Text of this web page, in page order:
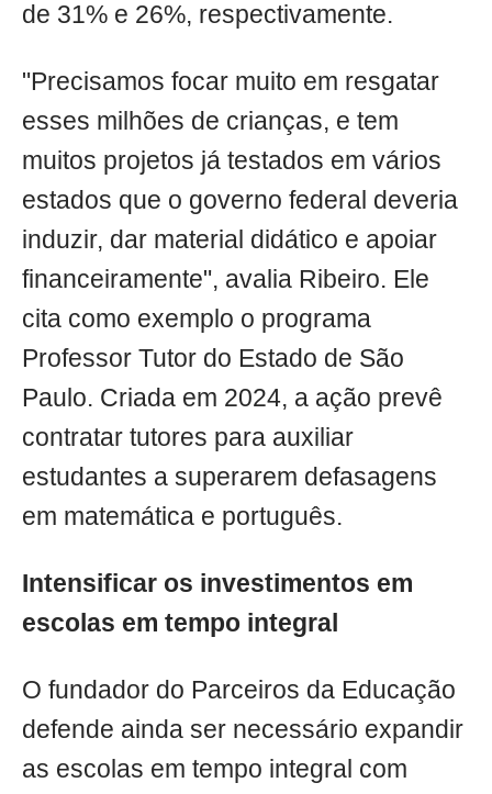
de 31% e 26%, respectivamente.
"Precisamos focar muito em resgatar
esses milhões de crianças, e tem
muitos projetos já testados em vários
estados que o governo federal deveria
induzir, dar material didático e apoiar
financeiramente", avalia Ribeiro. Ele
cita como exemplo o programa
Professor Tutor do Estado de São
Paulo. Criada em 2024, a ação prevê
contratar tutores para auxiliar
estudantes a superarem defasagens
em matemática e português.
Intensificar os investimentos em
escolas em tempo integral
O fundador do Parceiros da Educação
defende ainda ser necessário expandir
as escolas em tempo integral com